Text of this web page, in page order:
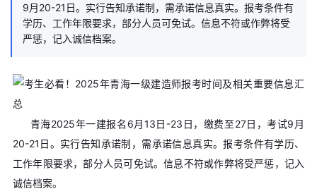
9月20-21日。实行告知承诺制，需承诺信息真实。报考条件有
学历、工作年限要求，部分人员可免试。信息不符或作弊将受
严惩，记入诚信档案。
青海2025年一建报名6月13日-23日，缴费至27日，考试9月
20-21日。实行告知承诺制，需承诺信息真实。报考条件有学历、
工作年限要求，部分人员可免试。信息不符或作弊将受严惩，记入
诚信档案。